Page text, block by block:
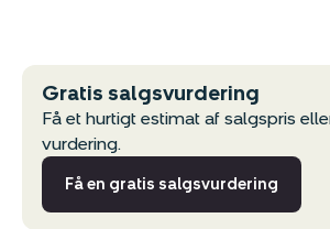
Gratis salgsvurdering
Få et hurtigt estimat af salgspris
vurdering.
Få en gratis salgsvurdering